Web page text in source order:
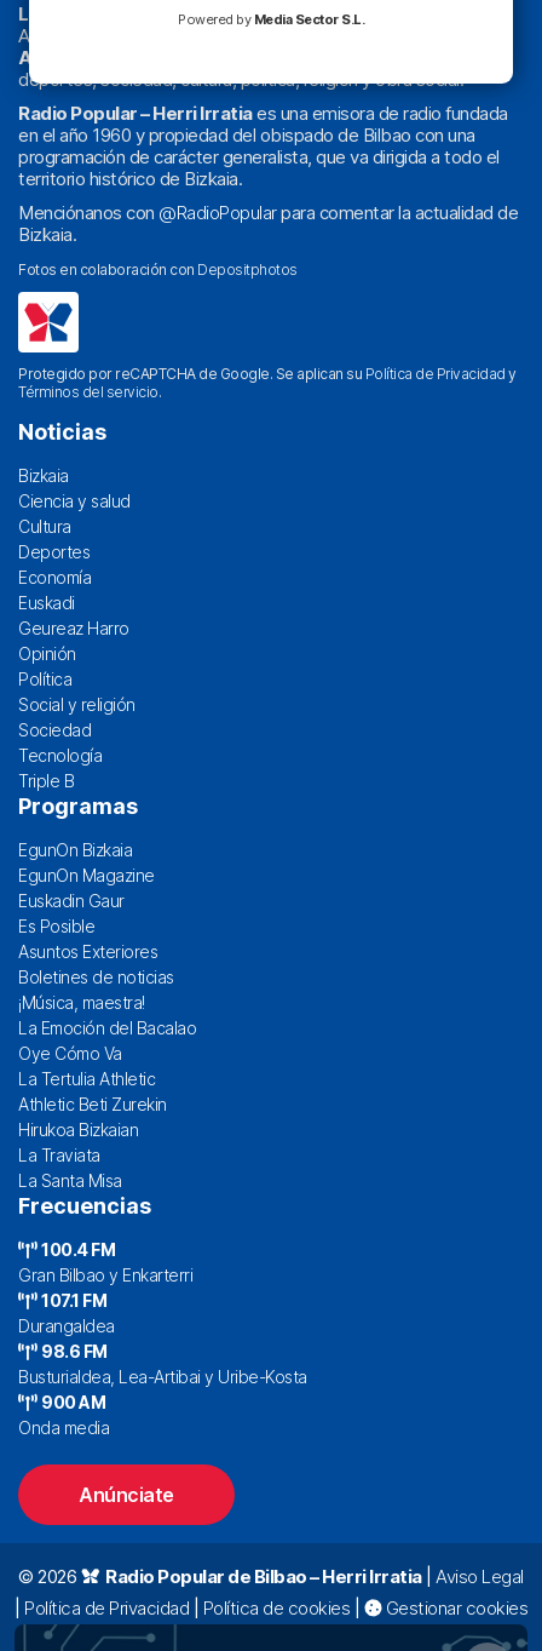
La radio sin cadenas. Desde 1960 haciendo radio en Bilbao.
Actualidad y
Athletic
deportes, sociedad, cultura, política, religión y obra social.
Radio Popular – Herri Irratiaes una emisora de radio fundada
en el año 1960 y propiedad del obispado de Bilbao con una
programación de carácter generalista, que va dirigida a todo el
territorio histórico de Bizkaia.
Menciónanos con @RadioPopularpara comentar la actualidad de
Bizkaia.
Fotos en colaboración con Depositphotos
Protegido por reCAPTCHA de Google. Se aplican su Política de Privacidad y
Términos del servicio.
Noticias
Bizkaia
Ciencia y salud
Cultura
Deportes
Economía
Euskadi
Geureaz Harro
Opinión
Política
Social y religión
Sociedad
Tecnología
Triple B
Programas
EgunOn Bizkaia
EgunOn Magazine
Euskadin Gaur
Es Posible
Asuntos Exteriores
Boletines de noticias
¡Música, maestra!
La Emoción del Bacalao
Oye Cómo Va
La Tertulia Athletic
Athletic Beti Zurekin
Hirukoa Bizkaian
La Traviata
La Santa Misa
Frecuencias
100.4 FM
Gran Bilbao y Enkarterri
107.1 FM
Durangaldea
98.6 FM
Busturialdea, Lea-Artibai y Uribe-Kosta
900 AM
Onda media
Anúnciate
© 2026 Radio Popular de Bilbao – Herri Irratia| Aviso Legal
Política de Privacidad Política de cookies
Gestionar cookies
Alda. Mazarredo, 47 – 7º 48009 Bilbao |
94 423 92 00|
Powered by Media Sector S.L.